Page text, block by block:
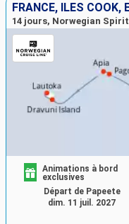
FRANCE, ÎLES
14 jours, Norwegian Spirit
Animations à bord
exclusives
Départ de Papeete
dim. 11 juil. 2027